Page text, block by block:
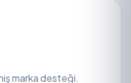
marka desteği.